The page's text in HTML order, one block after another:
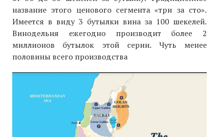
название этого ценового сегмента «три за сто».
Имеется в виду 3 бутылки вина за 100 шекелей.
Винодельня ежегодно производит более 2
миллионов бутылок этой серии. Чуть менее
половины всего производства